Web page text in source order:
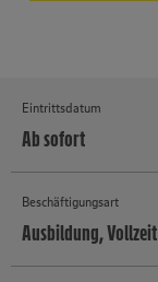
Eintrittsdatum
Ab sofort
Beschäftigungsart
Ausbildung, Vollzeit